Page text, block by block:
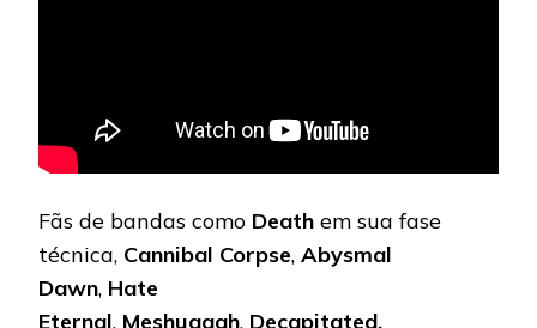
Fãs de bandas como Death em sua fase
técnica, Cannibal Corpse, Abysmal
Dawn, Hate
Eternal, Meshuggah, Decapitated,